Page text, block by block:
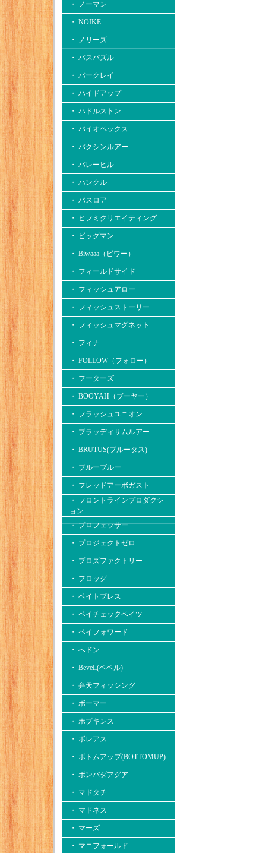
・ ノーマン
・ NOIKE
・ ノリーズ
・ バスパズル
・ バークレイ
・ ハイドアップ
・ ハドルストン
・ バイオベックス
・ バクシンルアー
・ バレーヒル
・ ハンクル
・ バスロア
・ ヒフミクリエイティング
・ ビッグマン
・ Biwaaa（ビワー）
・ フィールドサイド
・ フィッシュアロー
・ フィッシュストーリー
・ フィッシュマグネット
・ フィナ
・ FOLLOW（フォロー）
・ フーターズ
・ BOOYAH（ブーヤー）
・ フラッシュユニオン
・ ブラッディサムルアー
・ BRUTUS(ブルータス)
・ ブルーブルー
・ フレッドアーボガスト
・ フロントラインプロダクシ
ョン
・ プロフェッサー
・ プロジェクトゼロ
・ プロズファクトリー
・ フロッグ
・ ベイトブレス
・ ペイチェックベイツ
・ ペイフォワード
・ へドン
・ BeveL(ベベル)
・ 弁天フィッシング
・ ボーマー
・ ホプキンス
・ ボレアス
・ ボトムアップ(BOTTOMUP)
・ ボンバダアグア
・ マドタチ
・ マドネス
・ マーズ
・ マニフォールド